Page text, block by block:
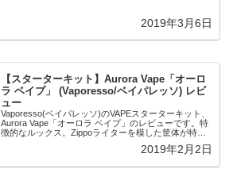
2019年3月6日
【スターターキット】Aurora Vape「オーロ
ラ ベイプ」 (Vaporesso/ベイパレッソ) レビ
ュー
Vaporesso(ベイパレッソ)のVAPEスターターキット、
Aurora Vape「オーロラ ベイプ」のレビューです。特
徴的なルックス。Zippoライターを模した筐体が特徴
2019年2月2日